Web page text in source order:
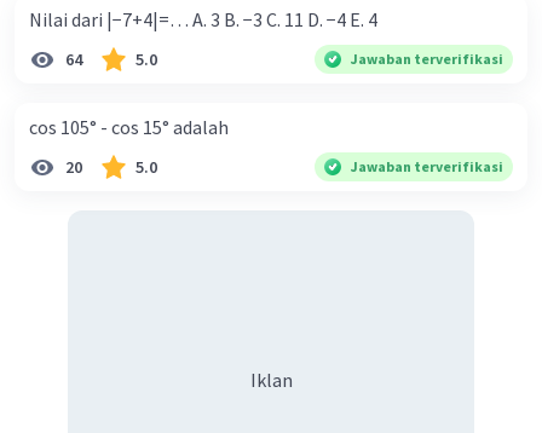
Nilai dari |−7+4|=… A. 3 B. −3 C. 11 D. −4 E. 4
64 5.0 Jawaban terverifikasi
cos 105° - cos 15° adalah
20 5.0 Jawaban terverifikasi
Iklan